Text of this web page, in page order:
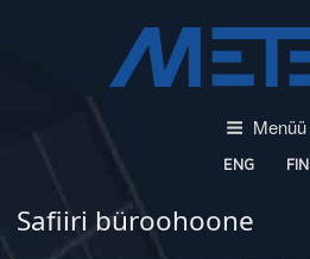
Menüü
ENG FIN
Safiiri büroohoone